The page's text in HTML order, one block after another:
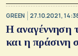
GREEN 27.10.2021,
Η αναγέννηση
και η πράσινη